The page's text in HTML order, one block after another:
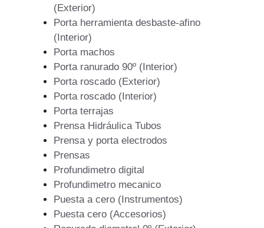
(Exterior)
Porta herramienta desbaste-afino
(Interior)
Porta machos
Porta ranurado 90º (Interior)
Porta roscado (Exterior)
Porta roscado (Interior)
Porta terrajas
Prensa Hidráulica Tubos
Prensa y porta electrodos
Prensas
Profundimetro digital
Profundimetro mecanico
Puesta a cero (Instrumentos)
Puesta cero (Accesorios)